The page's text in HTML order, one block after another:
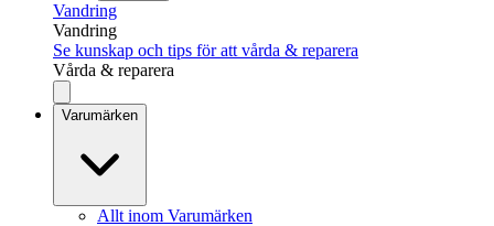
Vandring
Vandring
Se kunskap och tips för att vårda & reparera
Vårda & reparera
Varumärken
Allt inom Varumärken